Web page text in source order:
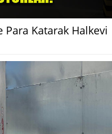
Para Katarak Halkevi